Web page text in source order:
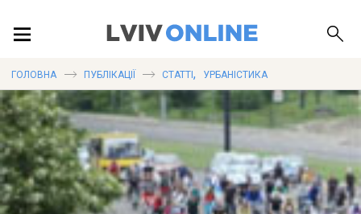
ЛОКАЦІЇ
ПУБЛІКАЦІЇ
ГОЛОВНА ПУБЛІКАЦІЇ СТАТТІ, УРБАНІСТИКА